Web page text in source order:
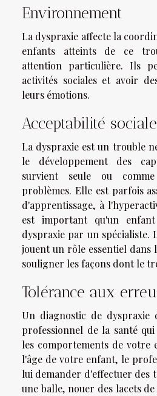
Environnement
La dyspraxie affecte la
enfants atteints de ce
attention particulière. Ils
activités sociales et avoir
leurs émotions.
Acceptabilité sociale
La dyspraxie est un trouble
le développement des
survient seule ou
problèmes. Elle est parfois
d'apprentissage, à
est important qu'un
dyspraxie par un spécialiste.
jouent un rôle essentiel dans
souligner les façons dont le
Tolérance aux
Un diagnostic de
professionnel de la santé
les comportements de votre
l'âge de votre enfant, le
lui demander d'effectuer des
une balle, nouer des lacets